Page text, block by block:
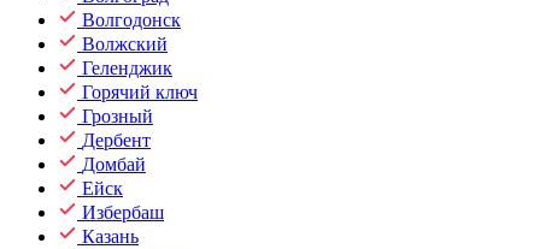
Волгодонск
Волжский
Геленджик
Горячий ключ
Грозный
Дербент
Домбай
Ейск
Избербаш
Казань